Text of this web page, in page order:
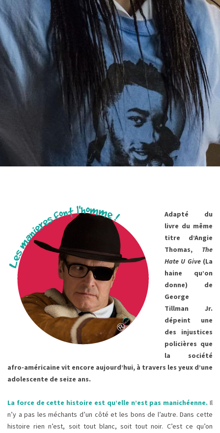
Adapté du
livre du même
titre d’Angie
Thomas, The
Hate U Give(La
haine qu’on
donne) de
George
Tillman Jr.
dépeint une
des injustices
policières que
la société
afro-américaine vit encore aujourd’hui, à travers les yeux d’une
adolescente de seize ans.
La force de cette histoire est qu’elle n’est pas manichéenne. Il
n’y a pas les méchants d’un côté et les bons de l’autre. Dans cette
histoire rien n’est, soit tout blanc, soit tout noir. C’est ce qu’on